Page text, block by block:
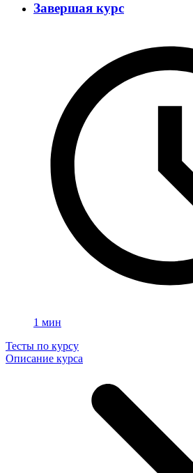
Завершая курс
1 мин
Тесты по курсу
Описание курса